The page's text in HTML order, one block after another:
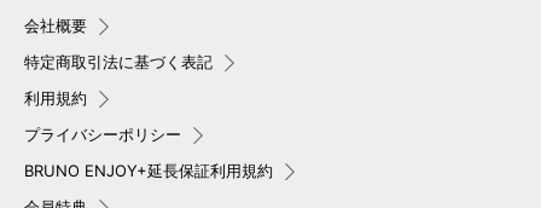
会社概要
特定商取引法に基づく表記
利用規約
プライバシーポリシー
BRUNO ENJOY+延長保証利用規約